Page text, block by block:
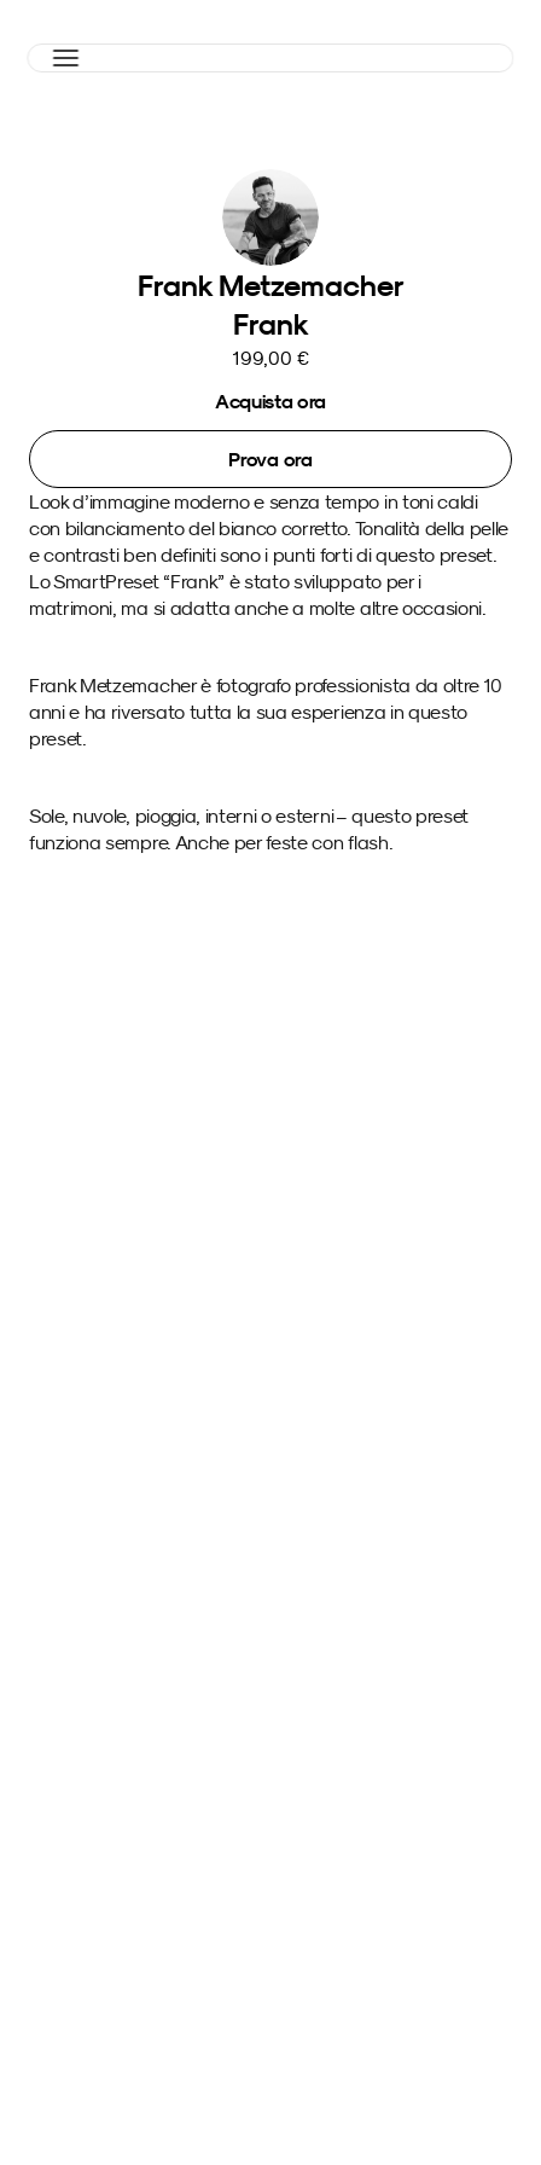
Frank Metzemacher
Frank
199,00 €
Acquista ora
Prova ora
Look d’immagine moderno e senza tempo in toni caldi
con bilanciamento del bianco corretto. Tonalità della pelle
e contrasti ben definiti sono i punti forti di questo preset.
Lo SmartPreset “Frank” è stato sviluppato per i
matrimoni, ma si adatta anche a molte altre occasioni.
Frank Metzemacher è fotografo professionista da oltre 10
anni e ha riversato tutta la sua esperienza in questo
preset.
Sole, nuvole, pioggia, interni o esterni – questo preset
funziona sempre. Anche per feste con flash.